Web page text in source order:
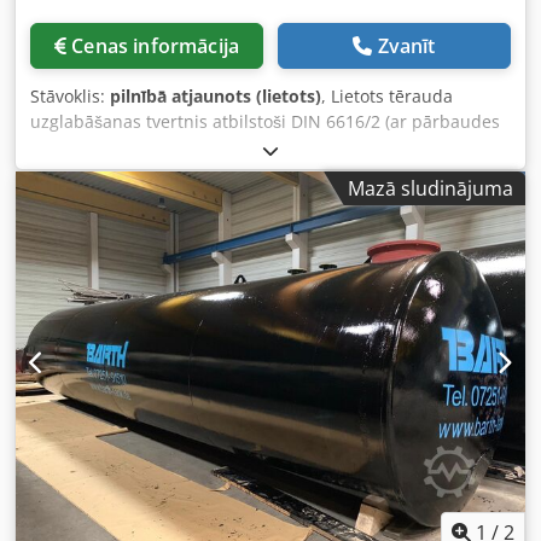
Cenas informācija Zvanīt
Stāvoklis: pilnībā atjaunots (lietots), Lietots tērauda
uzglabāšanas tvertnis atbilstoši DIN 6616/2 (ar pārbaudes
sertifikātu), dubultsienu, virszemes uzglabāšanai, ar
segliem, 1 lūku, ar optisku noplūdes signalizatoru, līmeņu
slēdzi un pilnīgu tvertnes armatūru, kas sastāv no: -
Uzpildes caurule 3" ar TW vāku - Kontroles caurule 1" ar
mērlenti - Euroflex 3 sūkšanas kombinācija (līdz 150 l/h) - 1
ventilācijas piederums 2" ar ventilācijas vāciņu. Tvertne
rūpnīcā tiek aprīkota ar minētajām armatūrām un ir iekšēji
iztīrīta. Tilpums: 50 000 litri Diametrs: 2 500 mm Garums:
apm. 10 800 mm Svars: apm. 8 800 kg Djdohvmiwspfx
Aptekr Tvertni var aprīkot ar jaunu krāsojumu jūsu
izvēlētajā RAL krāsā un pēc izvēles ar kāpnēm un
apkalpošanas platformu. Ekonomiska piegāde ar mūsu
pašu kravas automašīnu iespējama. Lūdzu, norādiet
piegādes vietu un jūs tūlīt saņemsiet precīzas transporta
izmaksas. Ja nepieciešama papildu informācija, lūdzu,
zvaniet vai rakstiet mums e-pastu. Iespējama
Mazā sludinājuma
1 /2